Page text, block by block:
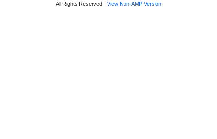
All Rights Reserved View Non-AMP Version